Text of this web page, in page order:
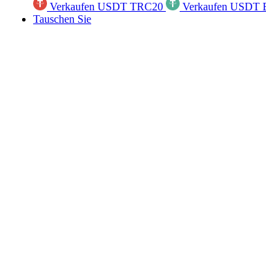
Verkaufen USDT TRC20
Verkaufen USDT
Tauschen Sie